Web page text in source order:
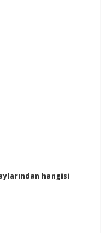
hangisi